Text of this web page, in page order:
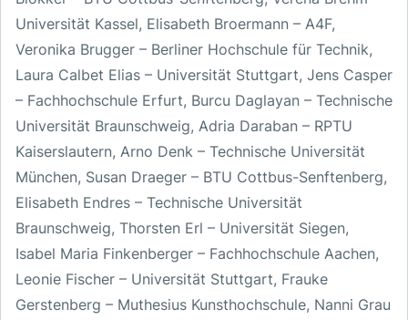
Universität Kassel, Elisabeth Broermann – A4F,
Veronika Brugger – Berliner Hochschule für Technik,
Laura Calbet Elias – Universität Stuttgart, Jens Casper
– Fachhochschule Erfurt, Burcu Daglayan – Technische
Universität Braunschweig, Adria Daraban – RPTU
Kaiserslautern, Arno Denk – Technische Universität
München, Susan Draeger – BTU Cottbus-Senftenberg,
Elisabeth Endres – Technische Universität
Braunschweig, Thorsten Erl – Universität Siegen,
Isabel Maria Finkenberger – Fachhochschule Aachen,
Leonie Fischer – Universität Stuttgart, Frauke
Gerstenberg – Muthesius Kunsthochschule, Nanni Grau